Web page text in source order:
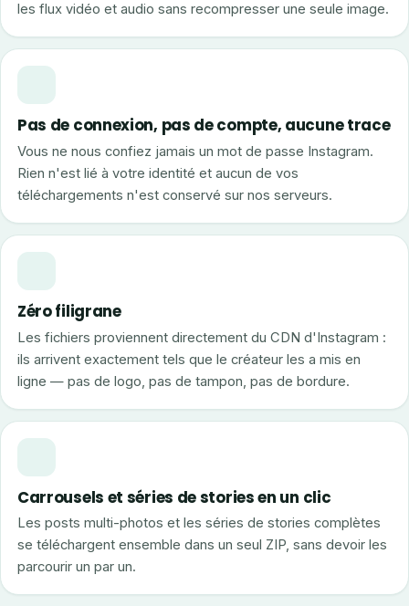
les flux vidéo et audio sans recompresser une seule image.
Pas de connexion, pas de compte, aucune trace
Vous ne nous confiez jamais un mot de passe Instagram.
Rien n'est lié à votre identité et aucun de vos
téléchargements n'est conservé sur nos serveurs.
Zéro filigrane
Les fichiers proviennent directement du CDN d'Instagram :
ils arrivent exactement tels que le créateur les a mis en
ligne — pas de logo, pas de tampon, pas de bordure.
Carrousels et séries de stories en un clic
Les posts multi-photos et les séries de stories complètes
se téléchargent ensemble dans un seul ZIP, sans devoir les
parcourir un par un.